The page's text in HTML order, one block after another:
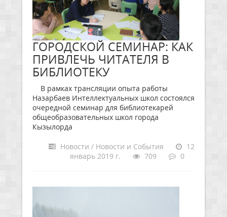
ГОРОДСКОЙ СЕМИНАР: КАК
ПРИВЛЕЧЬ ЧИТАТЕЛЯ В
БИБЛИОТЕКУ
В рамках трансляции опыта работы
Назарбаев Интеллектуальных школ состоялся
очередной семинар для библиотекарей
общеобразовательных школ города
Кызылорда
Новости / Новости и События
12
январь 2019 г.
709 0